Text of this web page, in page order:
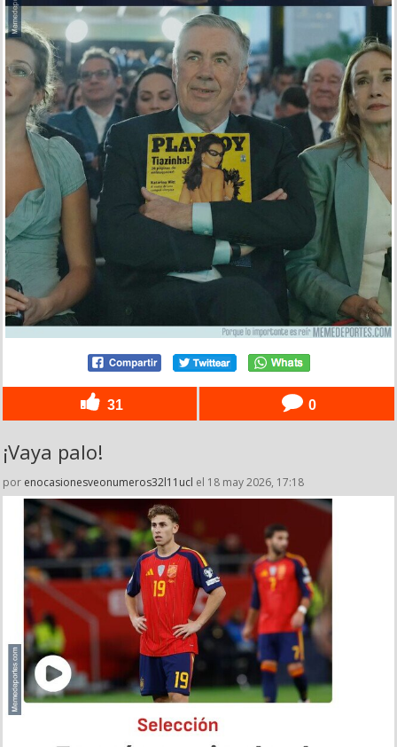
31 0
¡Vaya palo!
por enocasionesveonumeros32l11ucl el 18 may 2026, 17:18